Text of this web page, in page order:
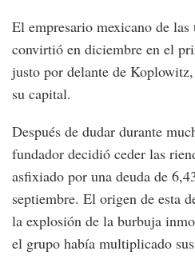
El empresario mexicano de las
convirtió en diciembre en el
justo por delante de
su capital.
Después de dudar durante
fundador decidió ceder las
asfixiado por una deuda de
septiembre. El origen de esta
la explosión de la burbuja
el grupo había multiplicado